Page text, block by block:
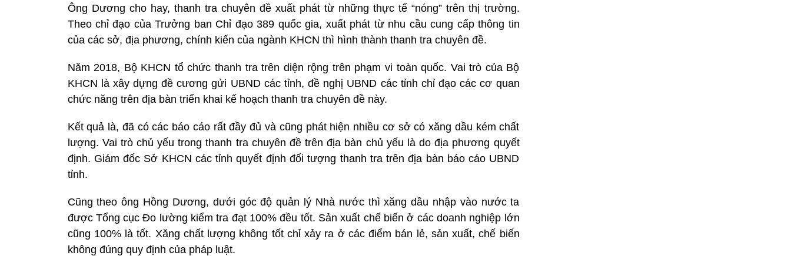
Ông Dương cho hay, thanh tra chuyên đề xuất phát từ những thực tế “nóng” trên thị trường.
Theo chỉ đạo của Trưởng ban Chỉ đạo 389 quốc gia, xuất phát từ nhu cầu cung cấp thông tin
của các sở, địa phương, chính kiến của ngành KHCN thì hình thành thanh tra chuyên đề.
Năm 2018, Bộ KHCN tổ chức thanh tra trên diện rộng trên phạm vi toàn quốc. Vai trò của Bộ
KHCN là xây dựng đề cương gửi UBND các tỉnh, đề nghị UBND các tỉnh chỉ đạo các cơ quan
chức năng trên địa bàn triển khai kế hoạch thanh tra chuyên đề này.
Kết quả là, đã có các báo cáo rất đầy đủ và cũng phát hiện nhiều cơ sở có xăng dầu kém chất
lượng. Vai trò chủ yếu trong thanh tra chuyên đề trên địa bàn chủ yếu là do địa phương quyết
định. Giám đốc Sở KHCN các tỉnh quyết định đối tượng thanh tra trên địa bàn báo cáo UBND
tỉnh.
Cũng theo ông Hồng Dương, dưới góc độ quản lý Nhà nước thì xăng dầu nhập vào nước ta
được Tổng cục Đo lường kiểm tra đạt 100% đều tốt. Sản xuất chế biến ở các doanh nghiệp lớn
cũng 100% là tốt. Xăng chất lượng không tốt chỉ xảy ra ở các điểm bán lẻ, sản xuất, chế biến
không đúng quy định của pháp luật.